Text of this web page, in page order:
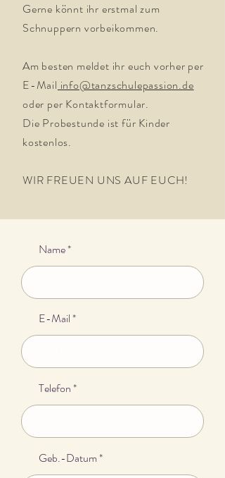
Gerne könnt ihr erstmal zum
Schnuppern vorbeikommen.
Am besten meldet ihr euch vorher per
E-Mail info@tanzschulepassion.de
oder per Kontaktformular.
Die Probestunde ist für Kinder
kostenlos.
WIR FREUEN UNS AUF EUCH!
Name
E-Mail
Telefon
Geb.-Datum